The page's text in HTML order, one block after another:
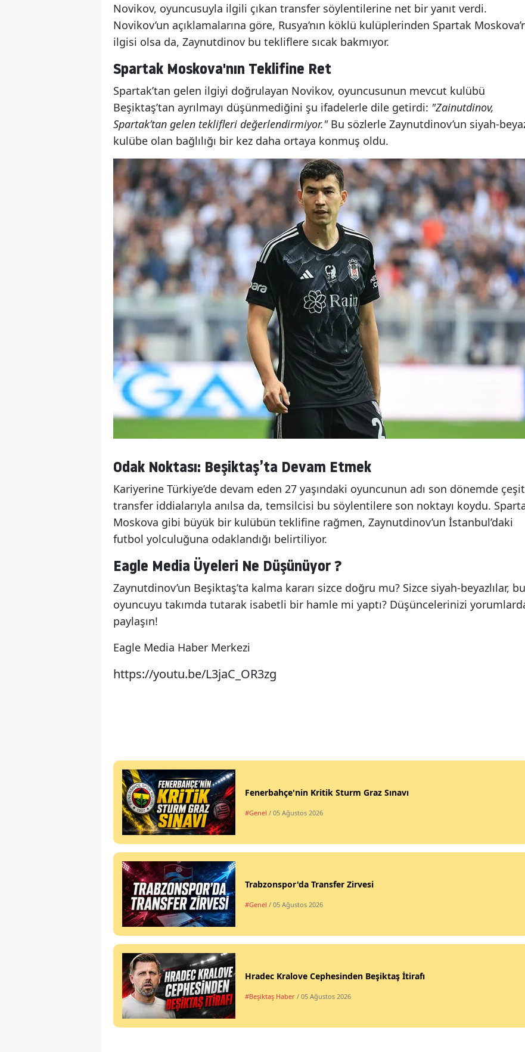
Novikov, oyuncusuyla ilgili çıkan transfer söylentilerine net bir yanıt verdi.
Novikov’un açıklamalarına göre, Rusya’nın köklü kulüplerinden Spartak
ilgisi olsa da, Zaynutdinov bu tekliflere sıcak bakmıyor.
Spartak Moskova'nın Teklifine Ret
Spartak’tan gelen ilgiyi doğrulayan Novikov, oyuncusunun mevcut kulübü
Beşiktaş’tan ayrılmayı düşünmediğini şu ifadelerle dile getirdi: "Zainutdinov,
Spartak’tan gelen teklifleri değerlendirmiyor."Bu sözlerle Zaynutdinov’un siyah-
kulübe olan bağlılığı bir kez daha ortaya konmuş oldu.
Odak Noktası: Beşiktaş’ta Devam Etmek
Kariyerine Türkiye’de devam eden 27 yaşındaki oyuncunun adı son dönemde
transfer iddialarıyla anılsa da, temsilcisi bu söylentilere son noktayı koydu.
Moskova gibi büyük bir kulübün teklifine rağmen, Zaynutdinov’un İstanbul’daki
futbol yolculuğuna odaklandığı belirtiliyor.
Eagle Media Üyeleri Ne Düşünüyor ?
Zaynutdinov’un Beşiktaş’ta kalma kararı sizce doğru mu? Sizce siyah-beyazlılar, bu
oyuncuyu takımda tutarak isabetli bir hamle mi yaptı? Düşüncelerinizi
paylaşın!
Eagle Media Haber Merkezi
https://youtu.be/L3jaC_OR3zg
Fenerbahçe'nin Kritik Sturm Graz Sınavı
#Genel / 05 Ağustos 2026
Trabzonspor'da Transfer Zirvesi
#Genel / 05 Ağustos 2026
Hradec Kralove Cephesinden Beşiktaş İtirafı
#Beşiktaş Haber / 05 Ağustos 2026